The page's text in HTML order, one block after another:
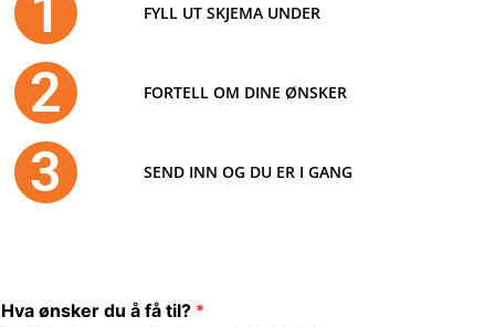
1 FYLL UT SKJEMA UNDER
2 FORTELL OM DINE ØNSKER
3 SEND INN OG DU ER I GANG
Hva ønsker du å få til? *